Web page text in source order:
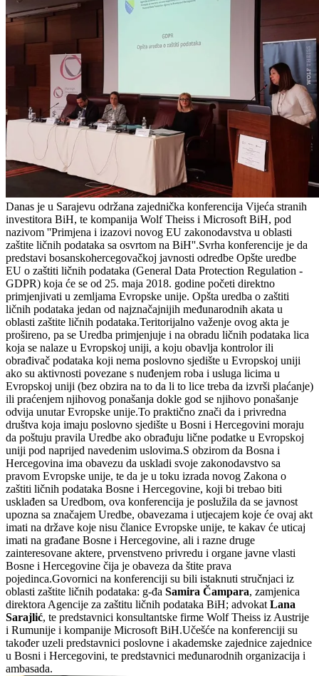
Danas je u Sarajevu održana zajednička konferencija Vijeća stranih
investitora BiH, te kompanija Wolf Theiss i Microsoft BiH, pod
nazivom ''Primjena i izazovi novog EU zakonodavstva u oblasti
zaštite ličnih podataka sa osvrtom na BiH''.Svrha konferencije je da
predstavi bosanskohercegovačkoj javnosti odredbe Opšte uredbe
EU o zaštiti ličnih podataka (General Data Protection Regulation -
GDPR) koja će se od 25. maja 2018. godine početi direktno
primjenjivati u zemljama Evropske unije. Opšta uredba o zaštiti
ličnih podataka jedan od najznačajnijih međunarodnih akata u
oblasti zaštite ličnih podataka.Teritorijalno važenje ovog akta je
prošireno, pa se Uredba primjenjuje i na obradu ličnih podataka lica
koja se nalaze u Evropskoj uniji, a koju obavlja kontrolor ili
obrađivač podataka koji nema poslovno sjedište u Evropskoj uniji
ako su aktivnosti povezane s nuđenjem roba i usluga licima u
Evropskoj uniji (bez obzira na to da li to lice treba da izvrši plaćanje)
ili praćenjem njihovog ponašanja dokle god se njihovo ponašanje
odvija unutar Evropske unije.To praktično znači da i privredna
društva koja imaju poslovno sjedište u Bosni i Hercegovini moraju
da poštuju pravila Uredbe ako obrađuju lične podatke u Evropskoj
uniji pod naprijed navedenim uslovima.S obzirom da Bosna i
Hercegovina ima obavezu da uskladi svoje zakonodavstvo sa
pravom Evropske unije, te da je u toku izrada novog Zakona o
zaštiti ličnih podataka Bosne i Hercegovine, koji bi trebao biti
usklađen sa Uredbom, ova konferencija je poslužila da se javnost
upozna sa značajem Uredbe, obavezama i utjecajem koje će ovaj akt
imati na države koje nisu članice Evropske unije, te kakav će uticaj
imati na građane Bosne i Hercegovine, ali i razne druge
zainteresovane aktere, prvenstveno privredu i organe javne vlasti
Bosne i Hercegovine čija je obaveza da štite prava
pojedinca.Govornici na konferenciji su bili istaknuti stručnjaci iz
oblasti zaštite ličnih podataka: g-đa Samira Čampara, zamjenica
direktora Agencije za zaštitu ličnih podataka BiH; advokatLana
Sarajlić, te predstavnici konsultantske firme Wolf Theiss iz Austrije
i Rumunije i kompanije Microsoft BiH.Učešće na konferenciji su
također uzeli predstavnici poslovne i akademske zajednice zajednice
u Bosni i Hercegovini, te predstavnici međunarodnih organizacija i
ambasada.